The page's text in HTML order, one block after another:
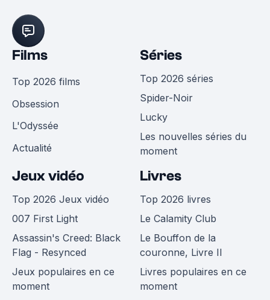
Films
Top 2026 films
Obsession
L'Odyssée
Actualité
Séries
Top 2026 séries
Spider-Noir
Lucky
Les nouvelles séries du
moment
Jeux vidéo
Top 2026 Jeux vidéo
007 First Light
Assassin's Creed: Black
Flag - Resynced
Jeux populaires en ce
moment
Livres
Top 2026 livres
Le Calamity Club
Le Bouffon de la
couronne, Livre II
Livres populaires en ce
moment